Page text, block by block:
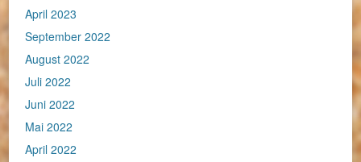
April 2023
September 2022
August 2022
Juli 2022
Juni 2022
Mai 2022
April 2022